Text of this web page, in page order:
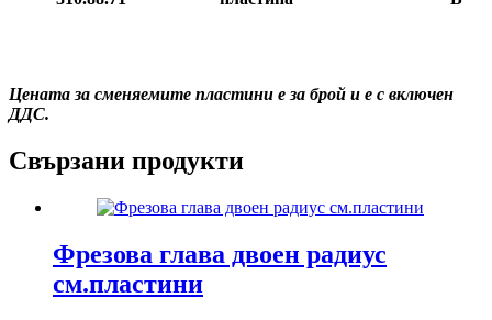
Цената за сменяемите пластини е за брой и е с включен
ДДС.
Свързани продукти
Фрезова глава двоен радиус
см.пластини